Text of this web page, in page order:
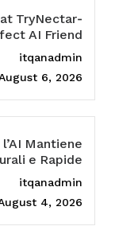
TryNectar-
AI Friend
itqanadmin
6, 2026
Mantiene
e Rapide
itqanadmin
4, 2026